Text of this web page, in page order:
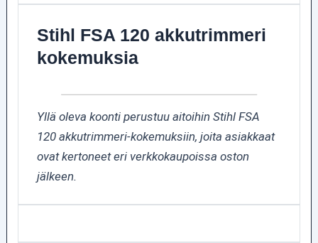
Stihl FSA 120 akkutrimmeri
kokemuksia
Yllä oleva koonti perustuu aitoihin Stihl FSA
120 akkutrimmeri-kokemuksiin, joita asiakkaat
ovat kertoneet eri verkkokaupoissa oston
jälkeen.